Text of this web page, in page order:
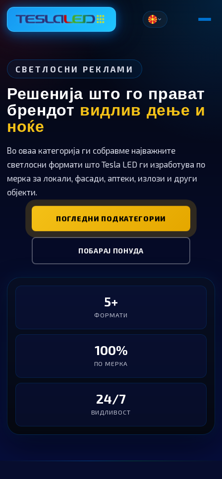
СВЕТЛОСНИ РЕКЛАМИ
Решенија што го прават
брендот видлив дење и
ноќе
Во оваа категорија ги собравме најважните
светлосни формати што Tesla LED ги изработува по
мерка за локали, фасади, аптеки, излози и други
објекти.
ПОГЛЕДНИ ПОДКАТЕГОРИИ
ПОБАРАЈ ПОНУДА
5+
ФОРМАТИ
100%
ПО МЕРКА
24/7
ВИДЛИВОСТ